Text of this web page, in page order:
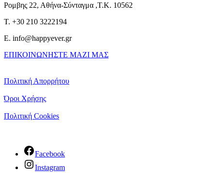
Ρομβης 22, Αθήνα-Σύνταγμα ,Τ.Κ. 10562
T. +30 210 3222194
E. info@happyever.gr
ΕΠΙΚΟΙΝΩΝΗΣΤΕ ΜΑΖΙ ΜΑΣ
Πολιτική Απορρήτου
Όροι Χρήσης
Πολιτική Cookies
Facebook
Instagram